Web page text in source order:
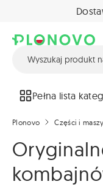
Pełna lista
Plonovo Części i